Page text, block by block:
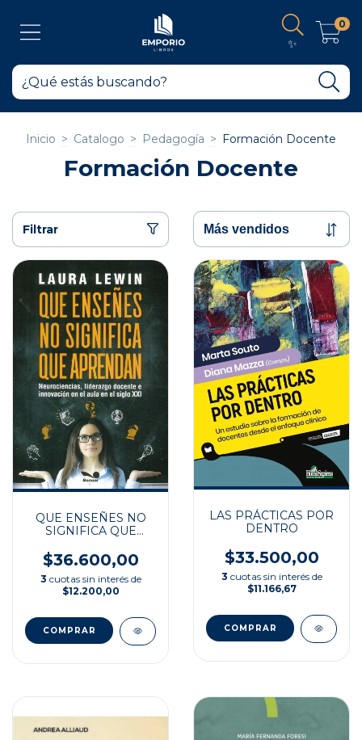
✨
0
Inicio > Catalogo > Pedagogía > Formación Docente
Formación Docente
Filtrar
QUE ENSEÑES NO
SIGNIFICA QUE
$36.600,00
3 cuotas sin interés de
$12.200,00
LAS PRÁCTICAS POR
DENTRO
$33.500,00
3 cuotas sin interés de
$11.166,67